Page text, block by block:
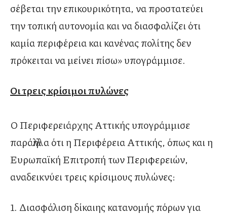
σέβεται την επικουρικότητα, να προστατεύει
την τοπική αυτονομία και να διασφαλίζει ότι
καμία περιφέρεια και κανένας πολίτης δεν
πρόκειται να μείνει πίσω» υπογράμμισε.
Οι τρεις κρίσιμοι πυλώνες
Ο Περιφερειάρχης Αττικής υπογράμμισε
παράλληλα ότι η Περιφέρεια Αττικής, όπως και η
Ευρωπαϊκή Επιτροπή των Περιφερειών,
αναδεικνύει τρεις κρίσιμους πυλώνες:
1. Διασφάλιση δίκαιης κατανομής πόρων για